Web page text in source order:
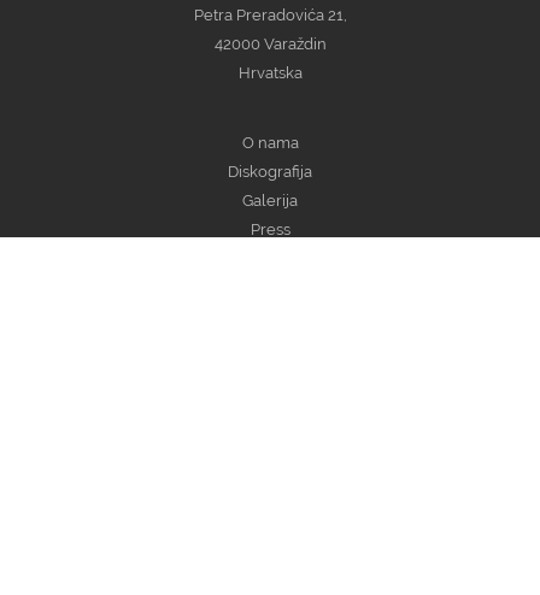
Petra Preradovića 21,
42000 Varaždin
Hrvatska
O nama
Diskografija
Galerija
Press